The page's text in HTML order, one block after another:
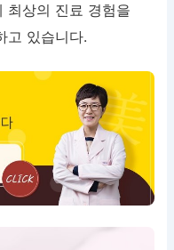
최상의 진료 경험을
고 있습니다.